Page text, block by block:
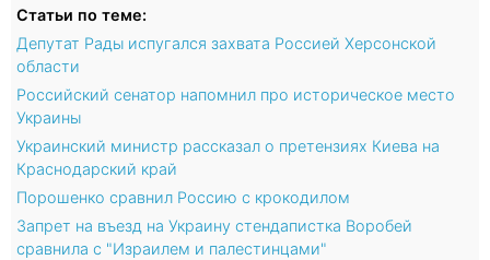
Статьи по теме:
Депутат Рады испугался захвата Россией Херсонской
области
Российский сенатор напомнил про историческое место
Украины
Украинский министр рассказал о претензиях Киева на
Краснодарский край
Порошенко сравнил Россию с крокодилом
Запрет на въезд на Украину стендапистка Воробей
сравнила с "Израилем и палестинцами"